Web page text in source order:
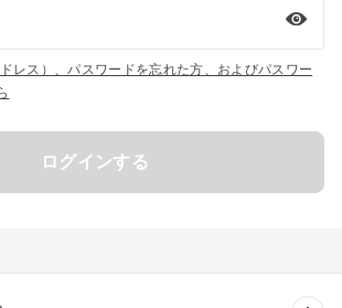
レス）、パスワードを忘れた方、およびパスワー
ログインする